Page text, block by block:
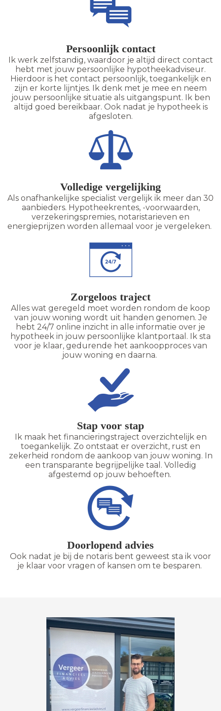
Persoonlijk contact
Ik werk zelfstandig, waardoor je altijd direct contact
hebt met jouw persoonlijke hypotheekadviseur.
Hierdoor is het contact persoonlijk, toegankelijk en
zijn er korte lijntjes. Ik denk met je mee en neem
jouw persoonlijke situatie als uitgangspunt. Ik ben
altijd goed bereikbaar. Ook nadat je hypotheek is
afgesloten.
Volledige vergelijking
Als onafhankelijke specialist vergelijk ik meer dan 30
aanbieders. Hypotheekrentes, -voorwaarden,
verzekeringspremies, notaristarieven en
energieprijzen worden allemaal voor je vergeleken.
Zorgeloos traject
Alles wat geregeld moet worden rondom de koop
van jouw woning wordt uit handen genomen. Je
hebt 24/7 online inzicht in alle informatie over je
hypotheek in jouw persoonlijke klantportaal. Ik sta
voor je klaar, gedurende het aankoopproces van
jouw woning en daarna.
Stap voor stap
Ik maak het financieringstraject overzichtelijk en
toegankelijk. Zo ontstaat er overzicht, rust en
zekerheid rondom de aankoop van jouw woning. In
een transparante begrijpelijke taal. Volledig
afgestemd op jouw behoeften.
Doorlopend advies
Ook nadat je bij de notaris bent geweest sta ik voor
je klaar voor vragen of kansen om te besparen.